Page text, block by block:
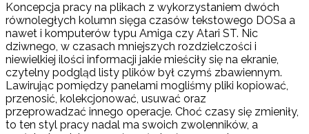
Koncepcja pracy na plikach z wykorzystaniem dwóch
równoległych kolumn sięga czasów tekstowego DOSa a
nawet i komputerów typu Amiga czy Atari ST. Nic
dziwnego, w czasach mniejszych rozdzielczości i
niewielkiej ilości informacji jakie mieściły się na ekranie,
czytelny podgląd listy plików był czymś zbawiennym.
Lawirując pomiędzy panelami mogliśmy pliki kopiować,
przenosić, kolekcjonować, usuwać oraz
przeprowadzać innego operacje. Choć czasy się zmieniły,
to ten styl pracy nadal ma swoich zwolenników, a